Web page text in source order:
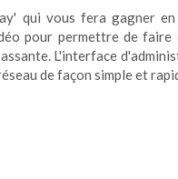
qui vous fera gagner
pour permettre de
L'interface
de façon simple et